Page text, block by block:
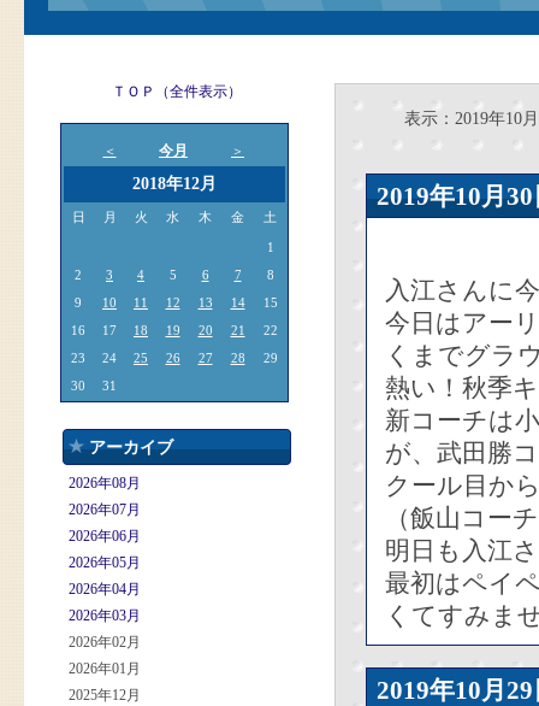
ＴＯＰ（全件表示）
＜ 今月 ＞
2018年12月
日 月 火 水 木 金 土
1
2
3 4 5 6 7
8
9
10 11 12 13 14
15
16
17 18 19 20 21
22
23
24 25 26 27 28
29
30
31
アーカイブ
2026年08月
2026年07月
2026年06月
2026年05月
2026年04月
2026年03月
2026年02月
2026年01月
2025年12月
表示：2019年10月
2019年10
入江さんに
今日はアー
くまでグラ
熱い！秋季
新コーチは
が、武田勝
クール目か
（飯山コー
明日も入江
最初はペイ
くてすみま
2019年10